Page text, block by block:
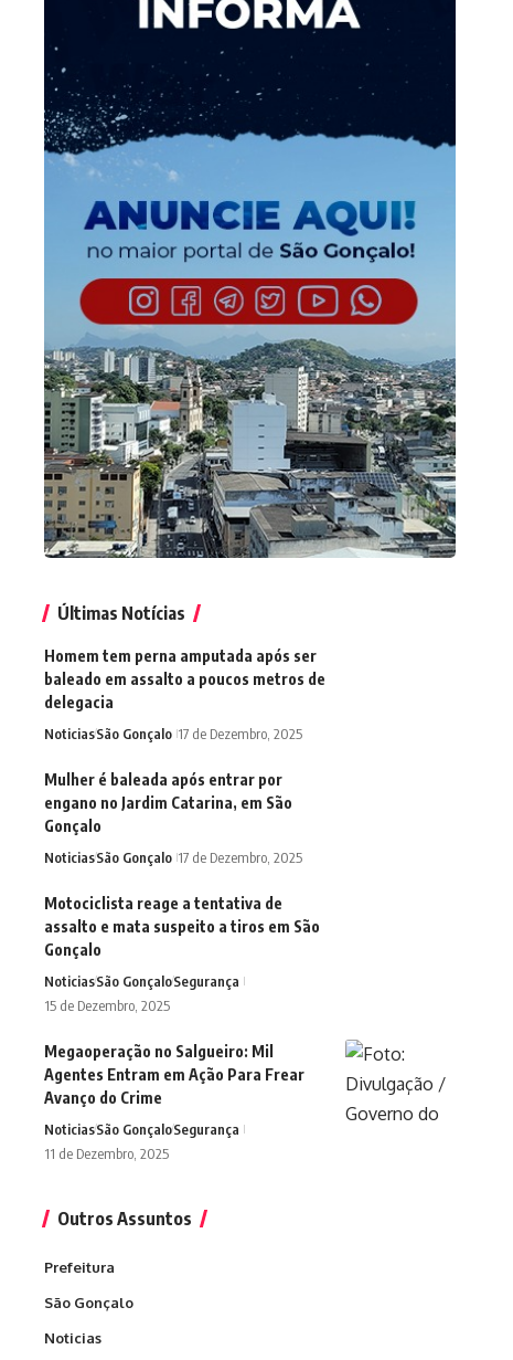
Últimas Notícias
Homem tem perna amputada após ser
baleado em assalto a poucos metros de
delegacia
NoticiasSão Gonçalo 17 de Dezembro, 2025
Mulher é baleada após entrar por
engano no Jardim Catarina, em São
Gonçalo
NoticiasSão Gonçalo 17 de Dezembro, 2025
Motociclista reage a tentativa de
assalto e mata suspeito a tiros em São
Gonçalo
NoticiasSão GonçaloSegurança
15 de Dezembro, 2025
Megaoperação no Salgueiro: Mil
Agentes Entram em Ação Para Frear
Avanço do Crime
NoticiasSão GonçaloSegurança
11 de Dezembro, 2025
Outros Assuntos
Prefeitura
São Gonçalo
Noticias